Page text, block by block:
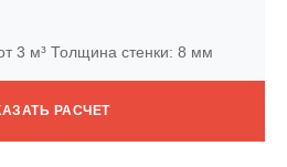
3 м³ Толщина стенки: 8 мм
РАСЧЕТ